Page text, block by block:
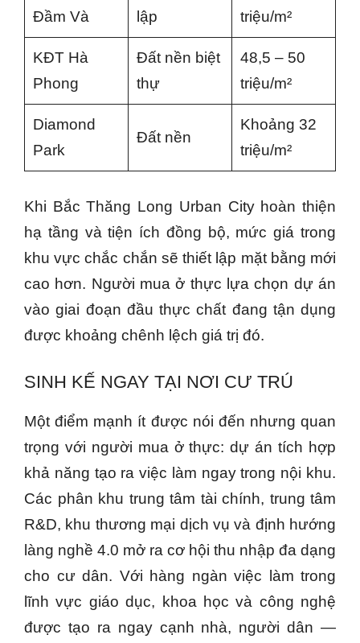
Đầm Và
lập
triệu/m²
KĐT Hà
Phong
Đất nền biệt
thự
48,5 – 50
triệu/m²
Diamond
Park
Đất nền
Khoảng 32
triệu/m²
Khi Bắc Thăng Long Urban City hoàn thiện
hạ tầng và tiện ích đồng bộ, mức giá trong
khu vực chắc chắn sẽ thiết lập mặt bằng mới
cao hơn. Người mua ở thực lựa chọn dự án
vào giai đoạn đầu thực chất đang tận dụng
được khoảng chênh lệch giá trị đó.
SINH KẾ NGAY TẠI NƠI CƯ TRÚ
Một điểm mạnh ít được nói đến nhưng quan
trọng với người mua ở thực: dự án tích hợp
khả năng tạo ra việc làm ngay trong nội khu.
Các phân khu trung tâm tài chính, trung tâm
R&D, khu thương mại dịch vụ và định hướng
làng nghề 4.0 mở ra cơ hội thu nhập đa dạng
cho cư dân. Với hàng ngàn việc làm trong
lĩnh vực giáo dục, khoa học và công nghệ
được tạo ra ngay cạnh nhà, người dân —